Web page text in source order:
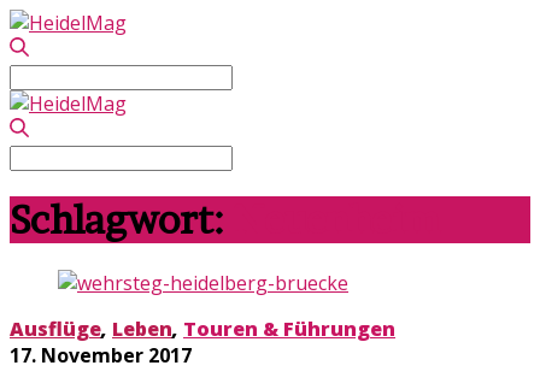
Search
for:
Search
for:
Schlagwort:
Ausflüge, Leben, Touren & Führungen
17. November 2017